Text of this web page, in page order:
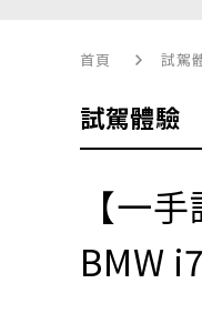
首頁 試駕
試駕體驗
【一
BMW